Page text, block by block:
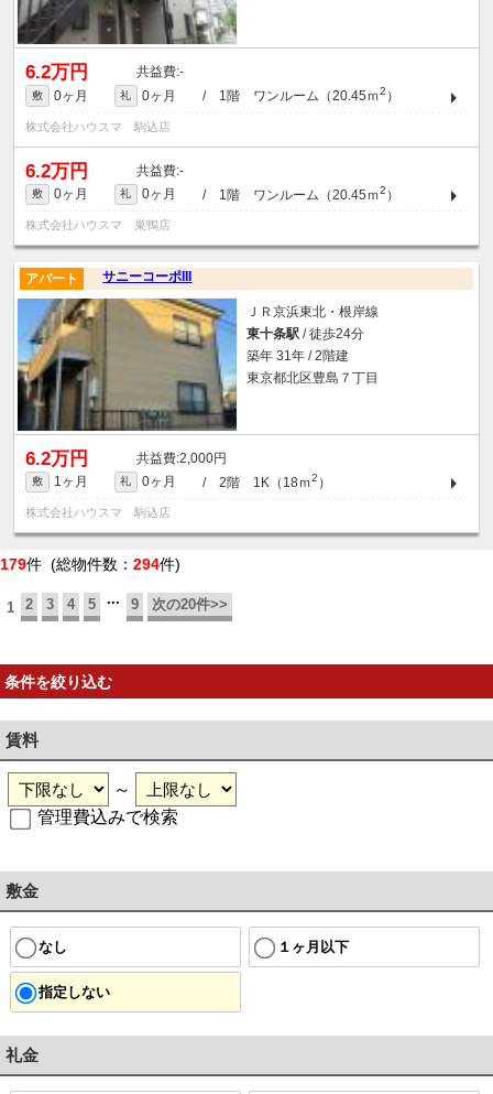
6.2万円 -
敷 0ヶ月 礼 0ヶ月 / 1階 ワンルーム（20.45ｍ2 ）
株式会社ハウスマ 駒込店
6.2万円 -
敷 0ヶ月 礼 0ヶ月 / 1階 ワンルーム（20.45ｍ2 ）
株式会社ハウスマ 巣鴨店
サニーコーポIII
アパート
ＪＲ京浜東北・根岸線
東十条駅 / 徒歩24分
築年 31年 / 2階建
東京都北区豊島７丁目
6.2万円 2,000円
敷 1ヶ月 礼 0ヶ月 / 2階 1K（18ｍ2 ）
株式会社ハウスマ 駒込店
179件 (総物件数： 294件)
1 2 3 4 5 ... 9 次の20件>>
条件を絞り込む
賃料
～
管理費込みで検索
敷金
なし １ヶ月以下
指定しない
礼金